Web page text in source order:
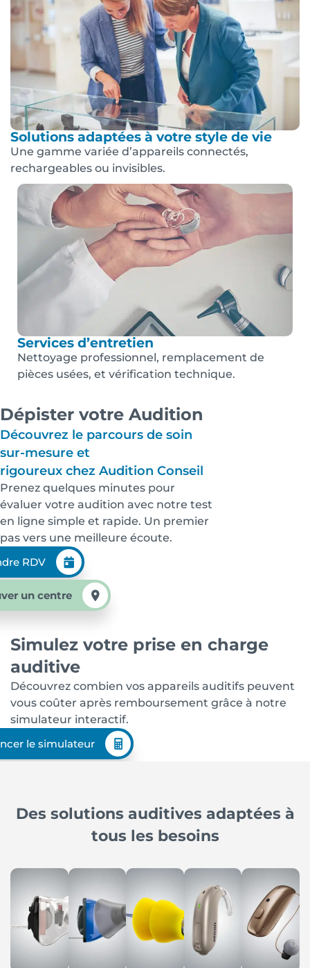
Solutions adaptées à votre style de vie
Une gamme variée d’appareils connectés,
rechargeables ou invisibles.
Services d’entretien
Nettoyage professionnel, remplacement de
pièces usées, et vérification technique.
Dépister votre Audition
Découvrez le parcours de soin
sur-mesure et
rigoureux chez Audition Conseil
Prenez quelques minutes pour
évaluer votre audition avec notre test
en ligne simple et rapide. Un premier
pas vers une meilleure écoute.
RDV
un centre
Simulez votre prise en charge
auditive
Découvrez combien vos appareils auditifs peuvent
vous coûter après remboursement grâce à notre
simulateur interactif.
le simulateur
Des solutions auditives adaptées à
tous les besoins